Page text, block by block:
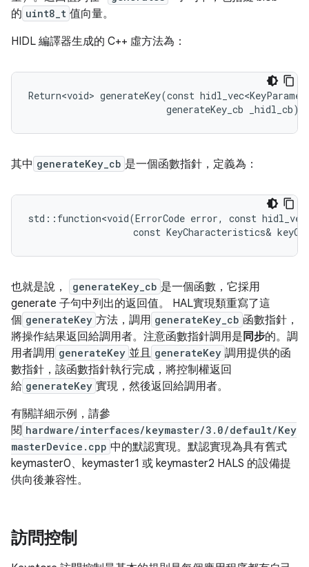
的 uint8_t 值向量。
HIDL 編譯器生成的 C++ 虛方法為：
Return<void> generateKey(const
其中 generateKey_cb 是一個函數指針，定義為：
std::function<void(ErrorCode error, const
也就是說， generateKey_cb 是一個函數，它採用
generate 子句中列出的返回值。 HAL實現類重寫了這
個 generateKey 方法，調用 generateKey_cb 函數指針，
將操作結果返回給調用者。注意函數指針調用是 同步的。調
用者調用 generateKey 並且 generateKey 調用提供的函
數指針，該函數指針執行完成，將控制權返回
給 generateKey 實現，然後返回給調用者。
有關詳細示例，請參
閱 hardware/interfaces/keymaster/3.0/default/Key
masterDevice.cpp 中的默認實現。默認實現為具有舊式
keymaster0、keymaster1 或 keymaster2 HALS 的設備提
供向後兼容性。
訪問控制